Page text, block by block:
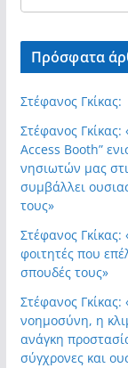
Πρόσφατα
Στέφανος Γκίκας:
Στέφανος
Access Booth”
νησιωτών μας
συμβάλλει
τους»
Στέφανος
φοιτητές που
σπουδές τους»
Στέφανος
νοημοσύνη, η
ανάγκη
σύγχρονες και